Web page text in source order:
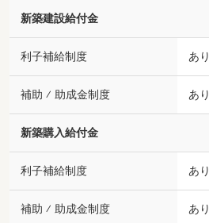
新築建設給付金
利子補給制度 あり
補助 ⁄ 助成金制度 あり
新築購入給付金
利子補給制度 あり
補助 ⁄ 助成金制度 あり